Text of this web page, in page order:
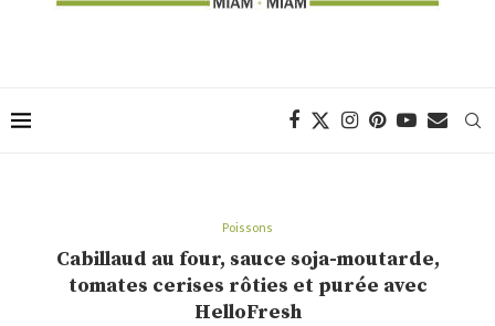
Poissons
Cabillaud au four, sauce soja-moutarde,
tomates cerises rôties et purée avec
HelloFresh